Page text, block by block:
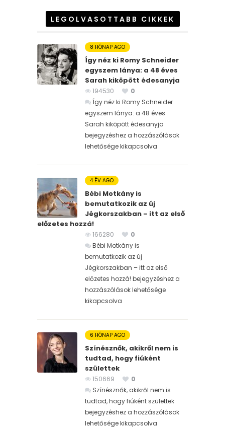
LEGOLVASOTTABB CIKKEK
8 HÓNAP AGO
Így néz ki Romy Schneider
egyszem lánya: a 48 éves
Sarah kiköpött édesanyja
194530
0
Így néz ki Romy Schneider
egyszem lánya: a 48 éves
Sarah kiköpött édesanyja
bejegyzéshez a hozzászólások
lehetősége kikapcsolva
4 ÉV AGO
Bébi Motkány is
bemutatkozik az új
Jégkorszakban – itt az első
előzetes hozzá!
166280
0
Bébi Motkány is
bemutatkozik az új
Jégkorszakban – itt az első
előzetes hozzá! bejegyzéshez a
hozzászólások lehetősége
kikapcsolva
6 HÓNAP AGO
Színésznők, akikről nem is
tudtad, hogy fiúként
születtek
150669
0
Színésznők, akikről nem is
tudtad, hogy fiúként születtek
bejegyzéshez a hozzászólások
lehetősége kikapcsolva